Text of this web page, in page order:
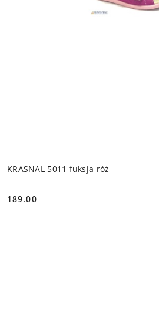
KRASNAL 5011 fuksja róż
Cena:
189.00